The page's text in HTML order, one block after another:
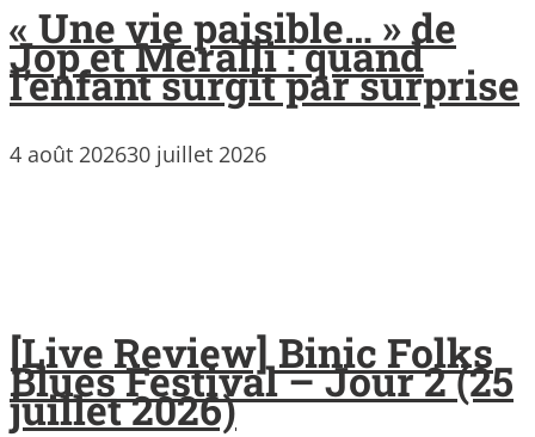
« Une vie paisible… » de
Jop et Meralli : quand
l’enfant surgit par surprise
4 août 202630 juillet 2026
[Live Review] Binic Folks
Blues Festival – Jour 2 (25
juillet 2026)